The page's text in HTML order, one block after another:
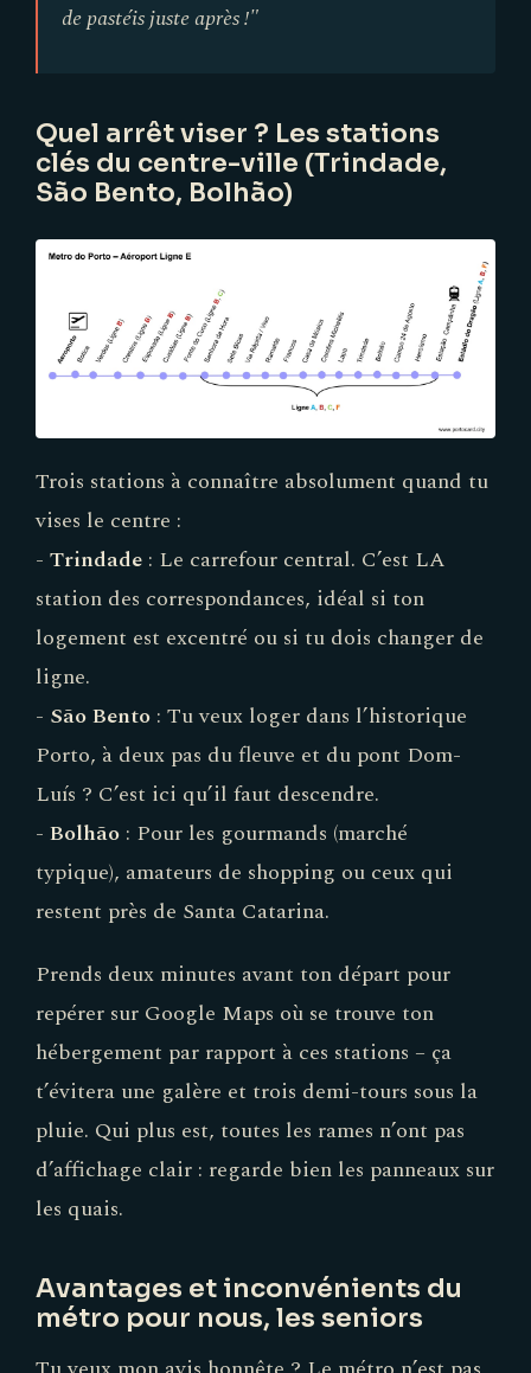
de pastéis juste après !"
Quel arrêt viser ? Les stations
clés du centre-ville (Trindade,
São Bento, Bolhão)
Trois stations à connaître absolument quand tu
vises le centre :
- Trindade : Le carrefour central. C’est LA
station des correspondances, idéal si ton
logement est excentré ou si tu dois changer de
ligne.
- São Bento : Tu veux loger dans l’historique
Porto, à deux pas du fleuve et du pont Dom-
Luís ? C’est ici qu’il faut descendre.
- Bolhão : Pour les gourmands (marché
typique), amateurs de shopping ou ceux qui
restent près de Santa Catarina.
Prends deux minutes avant ton départ pour
repérer sur Google Maps où se trouve ton
hébergement par rapport à ces stations – ça
t’évitera une galère et trois demi-tours sous la
pluie. Qui plus est, toutes les rames n’ont pas
d’affichage clair : regarde bien les panneaux sur
les quais.
Avantages et inconvénients du
métro pour nous, les seniors